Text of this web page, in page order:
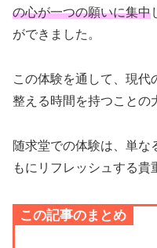
の心が一つの願いに集中
ができました。
この体験を通して、現代
整える時間を持つことの
随求堂での体験は、単な
もにリフレッシュする貴
この記事のまとめ